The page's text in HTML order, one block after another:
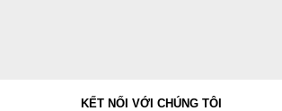
KẾT NỐI VỚI CHÚNG TÔI